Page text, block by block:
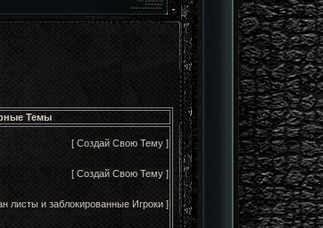
Темы
[ Создай Свою Тему ]
[ Создай Свою Тему ]
листы и заблокированные Игроки ]